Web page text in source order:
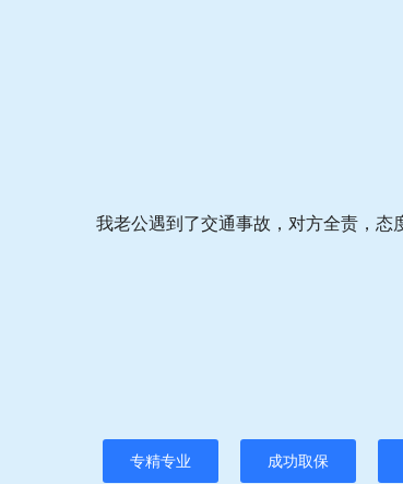
我老公遇到了交通事故，对方全责，
专精专业 成功取保